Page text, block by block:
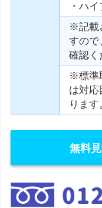
・ハ
※記載
すので
確認く
※標準
は対応
ります
無料